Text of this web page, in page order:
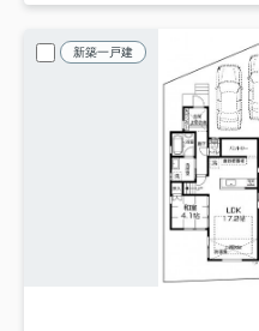
新築一戸建